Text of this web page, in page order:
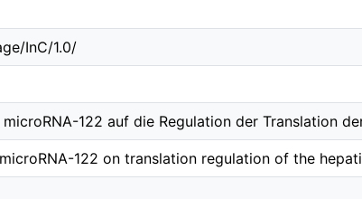
InC/1.0/
122 auf die Regulation der Translation
122 on translation regulation of the